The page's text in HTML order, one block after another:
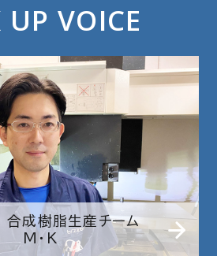
UP VOICE
合成樹脂生産チーム
M・K